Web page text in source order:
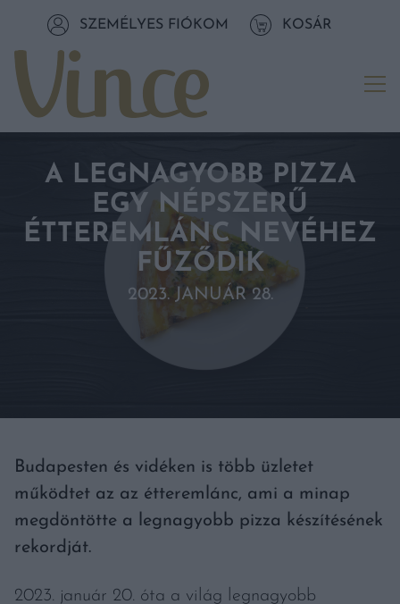
Tovább a tartalomhozSZEMÉLYES FIÓKOM KOSÁR
A LEGNAGYOBB PIZZA
EGY NÉPSZERŰ
ÉTTEREMLÁNC NEVÉHEZ
FŰZŐDIK
2023. JANUÁR 28.
Budapesten és vidéken is több üzletet
működtet az az étteremlánc, ami a minap
megdöntötte a legnagyobb pizza készítésének
rekordját.
2023. január 20. óta a világ legnagyobb